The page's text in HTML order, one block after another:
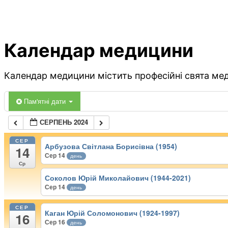
Календар медицини
Календар медицини містить професійні свята
Пам'ятні дати
СЕРПЕНЬ 2024
СЕР
14
Ср
Арбузова Світлана Борисівна (1954)
Сер 14 день
Соколов Юрій Миколайович (1944-2021)
Сер 14 день
СЕР
16 Каган Юрій Соломонович (1924-1997)
Сер 16 день